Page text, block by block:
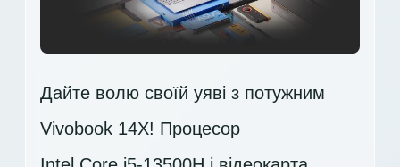
Дайте волю своїй уяві з потужним
Vivobook 14X! Процесор